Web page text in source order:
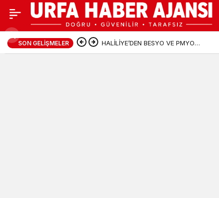
SON GELIŞMELER HALİLİYE’DEN BESYO VE PMYO
Birecik’te Hırsızlık
Şüphelileri